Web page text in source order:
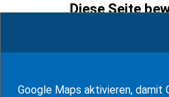
Diese Seite
1Bewertungen (
zum Glossar
Google Maps aktivieren, damit